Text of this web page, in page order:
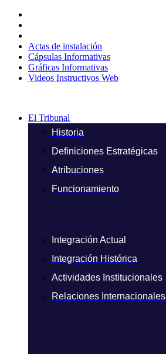
contenido
Actas de instalación
Cápsulas Informativas
Gráficas Informativas
Videos Instructivos Web
El Tribunal
Historia
Definiciones Estratégicas
Atribuciones
Funcionamiento
Integración Actual
Integración Histórica
Actividades Institucionales
Relaciones Internacionales